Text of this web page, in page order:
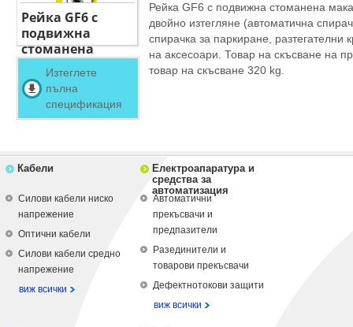
Рейка GF6 с
подвижна
стоманена
макара - 80м
Изтеглете
пълна
спецификация
Рейка GF6 с подвижна стоманена
двойно изтегляне (автоматична
спирачка за паркиране, разтегателни
на аксесоари. Товар на скъсване на
товар на скъсване 320 kg.
Кабели
Силови кабели ниско
напрежение
Оптични кабели
Силови кабели средно
напрежение
виж всички
Електроапаратура и
средства за
автоматизация
Автоматични
прекъсвачи и
предпазители
Разединители и
товарови прекъсвачи
Дефектнотокови защити
виж всички